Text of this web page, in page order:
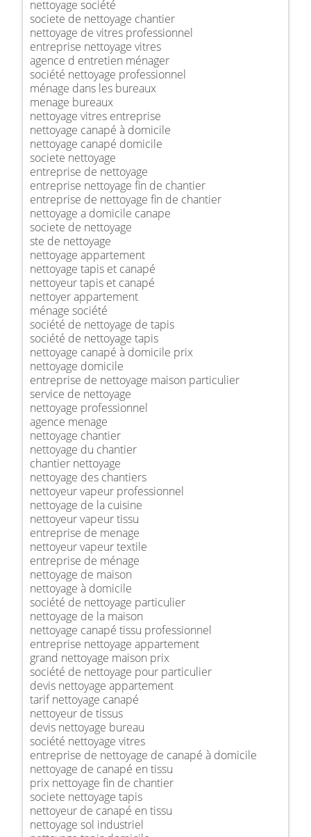
nettoyage société
societe de nettoyage chantier
nettoyage de vitres professionnel
entreprise nettoyage vitres
agence d entretien ménager
société nettoyage professionnel
ménage dans les bureaux
menage bureaux
nettoyage vitres entreprise
nettoyage canapé à domicile
nettoyage canapé domicile
societe nettoyage
entreprise de nettoyage
entreprise nettoyage fin de chantier
entreprise de nettoyage fin de chantier
nettoyage a domicile canape
societe de nettoyage
ste de nettoyage
nettoyage appartement
nettoyage tapis et canapé
nettoyeur tapis et canapé
nettoyer appartement
ménage société
société de nettoyage de tapis
société de nettoyage tapis
nettoyage canapé à domicile prix
nettoyage domicile
entreprise de nettoyage maison particulier
service de nettoyage
nettoyage professionnel
agence menage
nettoyage chantier
nettoyage du chantier
chantier nettoyage
nettoyage des chantiers
nettoyeur vapeur professionnel
nettoyage de la cuisine
nettoyeur vapeur tissu
entreprise de menage
nettoyeur vapeur textile
entreprise de ménage
nettoyage de maison
nettoyage à domicile
société de nettoyage particulier
nettoyage de la maison
nettoyage canapé tissu professionnel
entreprise nettoyage appartement
grand nettoyage maison prix
société de nettoyage pour particulier
devis nettoyage appartement
tarif nettoyage canapé
nettoyeur de tissus
devis nettoyage bureau
société nettoyage vitres
entreprise de nettoyage de canapé à domicile
nettoyage de canapé en tissu
prix nettoyage fin de chantier
societe nettoyage tapis
nettoyeur de canapé en tissu
nettoyage sol industriel